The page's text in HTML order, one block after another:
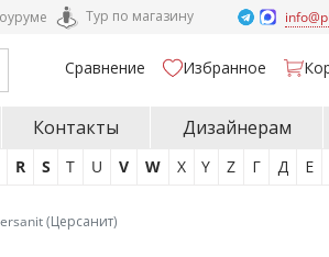
Тур по магазину
Сравнение Избранное
Контакты Дизайнерам
R S T U V W X Y Z Г Д Е
(Церсанит)